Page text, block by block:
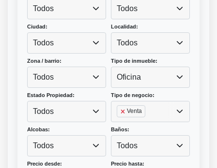
Todos Todos
Ciudad:
Todos
Localidad:
Todos
Zona / barrio:
Todos
Tipo de inmueble:
Oficina
Estado Propiedad:
Todos
Tipo de negocio:
Venta
Alcobas:
Todos
Baños:
Todos
Precio desde: Precio hasta: